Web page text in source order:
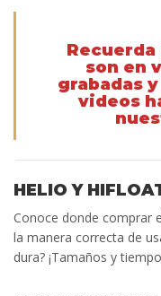
Recuerda
son en
grabadas
videos
HELIO Y
Conoce donde comprar
la manera correcta de
dura? ¡Tamaños y